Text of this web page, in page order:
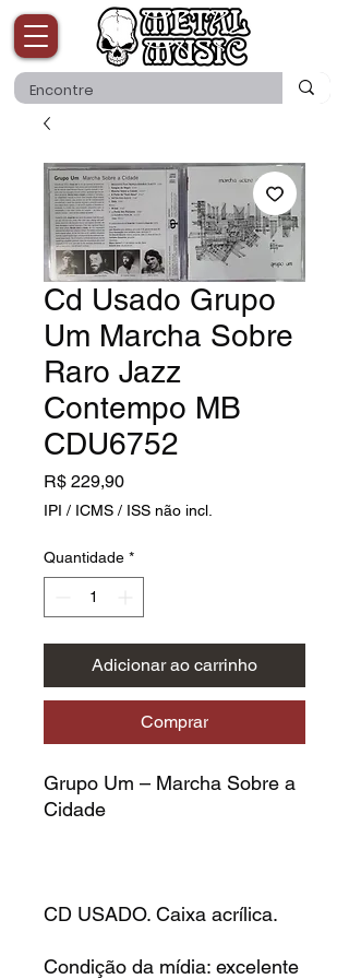
Cd Usado Grupo
Um Marcha Sobre
Raro Jazz
Contempo MB
CDU6752
R$ 229,90Preço
IPI / ICMS / ISS não incl.
Quantidade *
Adicionar ao carrinho
Comprar
Grupo Um – Marcha Sobre a
Cidade
CD USADO. Caixa acrílica.
Condição da mídia: excelente